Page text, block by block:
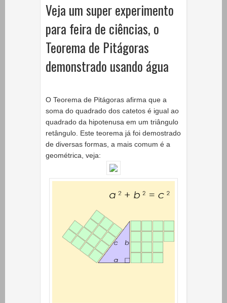
Veja um super experimento
para feira de ciências, o
Teorema de Pitágoras
demonstrado usando água
O Teorema de Pitágoras afirma que a
soma do quadrado dos catetos é igual ao
quadrado da hipotenusa em um triângulo
retângulo. Este teorema já foi demostrado
de diversas formas, a mais comum é a
geométrica, veja: